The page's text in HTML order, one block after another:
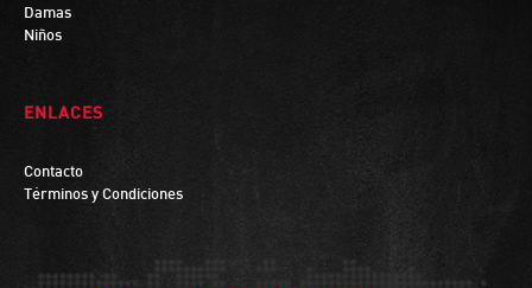
Damas
Niños
ENLACES
Contacto
Términos y Condiciones